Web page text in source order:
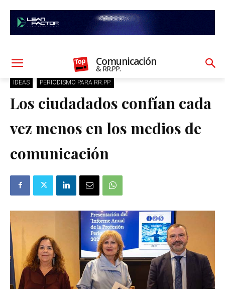
Comunicación
& RR.PP.
IDEAS PERIODISMO PARA RR.PP.
Los ciudadados confían cada
vez menos en los medios de
comunicación